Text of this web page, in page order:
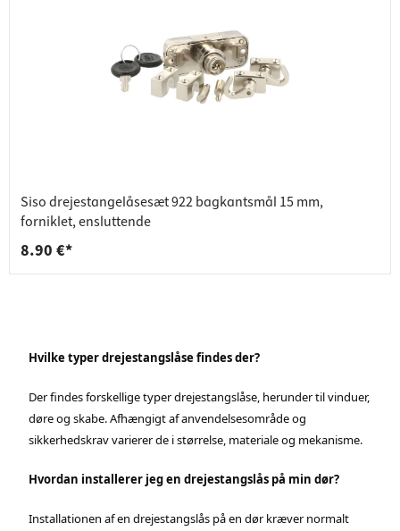
Siso drejestangelåsesæt 922 bagkantsmål 15 mm,
forniklet, ensluttende
8.90 €*
Hvilke typer drejestangslåse findes der?
Der findes forskellige typer drejestangslåse, herunder til vinduer,
døre og skabe. Afhængigt af anvendelsesområde og
sikkerhedskrav varierer de i størrelse, materiale og mekanisme.
Hvordan installerer jeg en drejestangslås på min dør?
Installationen af en drejestangslås på en dør kræver normalt